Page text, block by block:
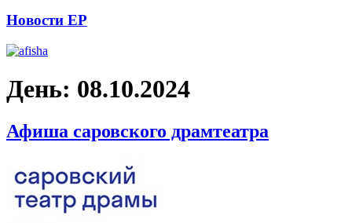
Новости ЕР
День: 08.10.2024
Афиша саровского драмтеатра